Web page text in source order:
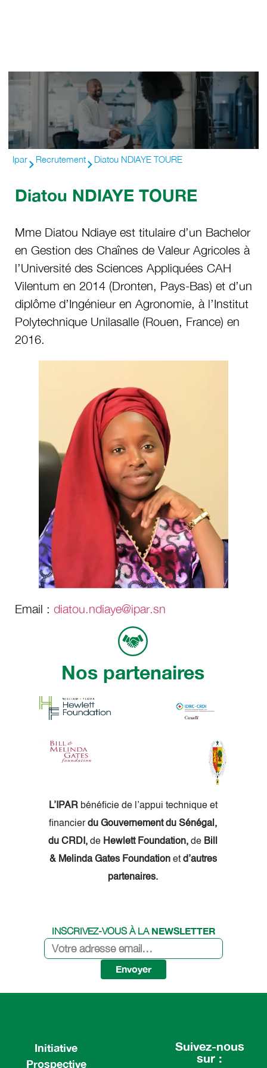
Ipar Recrutement Diatou NDIAYE TOURE
Diatou NDIAYE TOURE
Mme Diatou Ndiaye est titulaire d’un Bachelor
en Gestion des Chaînes de Valeur Agricoles à
l’Université des Sciences Appliquées CAH
Vilentum en 2014 (Dronten, Pays-Bas) et d’un
diplôme d’Ingénieur en Agronomie, à l’Institut
Polytechnique Unilasalle (Rouen, France) en
2016.
Email : diatou.ndiaye@ipar.sn
Nos partenaires
L’IPARbénéficie de l’appui technique et
financierdu Gouvernement du Sénégal,
du CRDI, de Hewlett Foundation, de Bill
& Melinda Gates Foundation et d’autres
partenaires.
INSCRIVEZ-VOUS À LA NEWSLETTER
Envoyer
Initiative
Prospective
Suivez-nous
sur :